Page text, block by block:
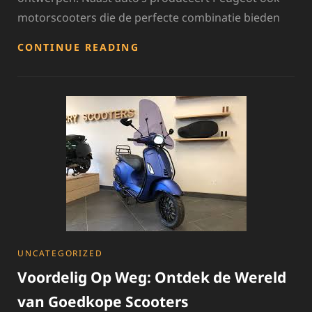
motorscooters die de perfecte combinatie bieden
CONTINUE READING
VAN
DE
PEUGEOT
MOTORSCOOTER
CATEGORIES
UNCATEGORIZED
Voordelig Op Weg: Ontdek de Wereld
van Goedkope Scooters